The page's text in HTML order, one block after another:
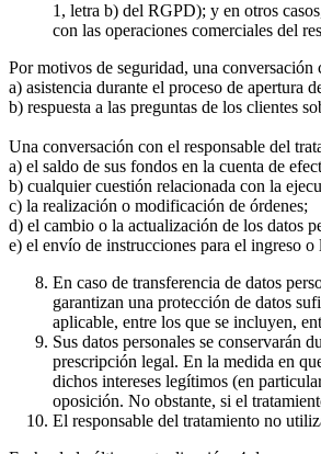
1, letra b) del RGPD); y en otros
con las operaciones comerciales del
Por motivos de seguridad, una
a) asistencia durante el proceso de apertura
b) respuesta a las preguntas de los clientes
Una conversación con el responsable del
a) el saldo de sus fondos en la cuenta de
b) cualquier cuestión relacionada con la
c) la realización o modificación de órdenes;
d) el cambio o la actualización de los datos
e) el envío de instrucciones para el ingreso
En caso de transferencia de datos
garantizan una protección de datos
aplicable, entre los que se incluyen,
Sus datos personales se conservarán
prescripción legal. En la medida en
dichos intereses legítimos (en
oposición. No obstante, si el
El responsable del tratamiento no